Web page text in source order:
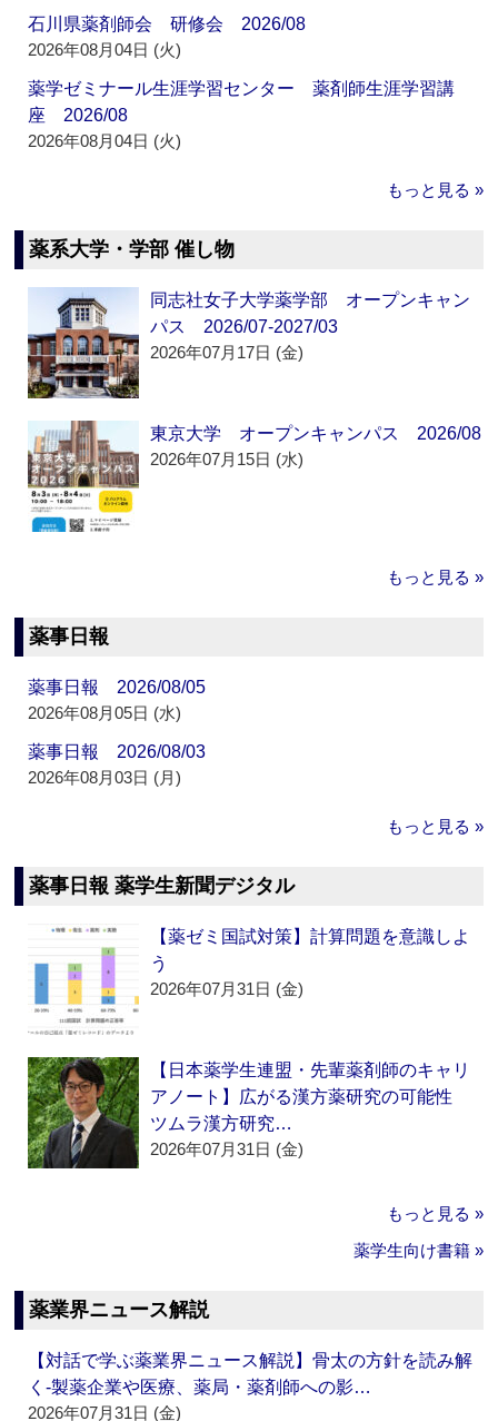
石川県薬剤師会 研修会 2026/08
2026年08月04日 (火)
薬学ゼミナール生涯学習センター 薬剤師生涯学習講
座 2026/08
2026年08月04日 (火)
もっと見る »
薬系大学・学部 催し物
同志社女子大学薬学部 オープンキャン
パス 2026/07-2027/03
2026年07月17日 (金)
東京大学 オープンキャンパス 2026/08
2026年07月15日 (水)
もっと見る »
薬事日報
薬事日報 2026/08/05
2026年08月05日 (水)
薬事日報 2026/08/03
2026年08月03日 (月)
もっと見る »
薬事日報 薬学生新聞デジタル
【薬ゼミ国試対策】計算問題を意識しよ
う
2026年07月31日 (金)
【日本薬学生連盟・先輩薬剤師のキャリ
アノート】広がる漢方薬研究の可能性
ツムラ漢方研究…
2026年07月31日 (金)
もっと見る »
薬学生向け書籍 »
薬業界ニュース解説
【対話で学ぶ薬業界ニュース解説】骨太の方針を読み解
く‐製薬企業や医療、薬局・薬剤師への影…
2026年07月31日 (金)